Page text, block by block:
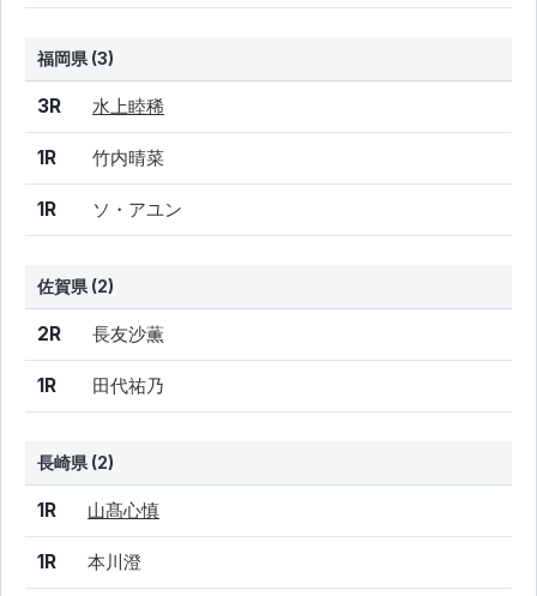
福岡県 (3)
結果 シード 選手名
3R 水上睦稀
1R 竹内晴菜
1R ソ・アユン
佐賀県 (2)
結果 シード 選手名
2R 長友沙薫
1R 田代祐乃
長崎県 (2)
結果 シード 選手名
1R 山髙心慎
1R 本川澄